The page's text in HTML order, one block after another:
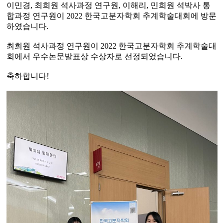
이민경, 최희원 석사과정 연구원, 이해리, 민희원 석박사 통
합과정 연구원이 2022 한국고분자학회 추계학술대회에 방문
하였습니다.
최희원 석사과정 연구원이 2022 한국고분자학회 추계학술대
회에서 우수논문발표상 수상자로 선정되었습니다.
축하합니다!